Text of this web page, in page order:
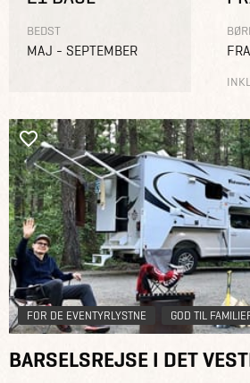
BEDST
MAJ - SEPTEMBER
FOR DE EVENTYRLYSTNE GOD TIL
BARSELSREJSE I DET